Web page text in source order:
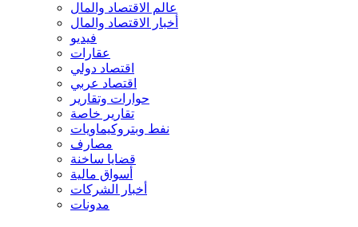
عالم الاقتصاد والمال
أخبار الاقتصاد والمال
فيديو
عقارات
اقتصاد دولي
اقتصاد عربي
حوارات وتقارير
تقارير خاصة
نفط وبتروكيماويات
مصارف
قضايا ساخنة
أسواق مالية
أخبار الشركات
مدونات